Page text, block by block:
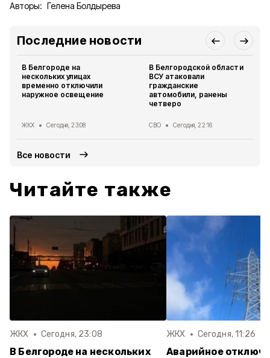
Авторы: Гелена Болдырева
Последние новости
В Белгороде на
нескольких улицах
временно отключили
наружное освещение
ЖКХ Сегодня, 23:08
В Белгородской области
ВСУ атаковали
гражданские
автомобили, ранены
четверо
СВО Сегодня, 22:16
Все новости
Читайте также
ЖКХ Сегодня, 23:08
В Белгороде на нескольких
ЖКХ Сегодня, 11:26
Аварийное